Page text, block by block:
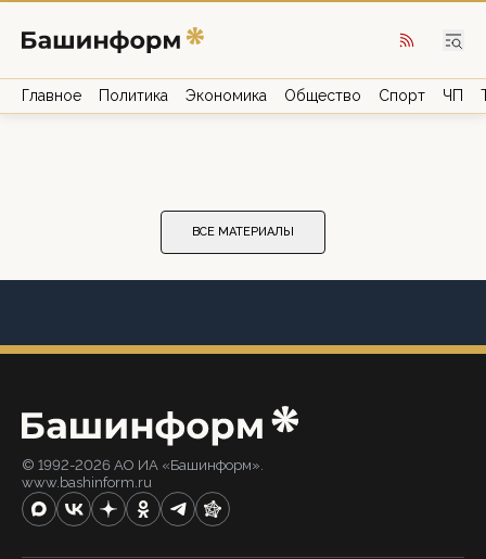
Главное Политика Экономика Общество Спорт ЧП
ВСЕ МАТЕРИАЛЫ
© 1992-2026 АО ИА «Башинформ».
www.bashinform.ru